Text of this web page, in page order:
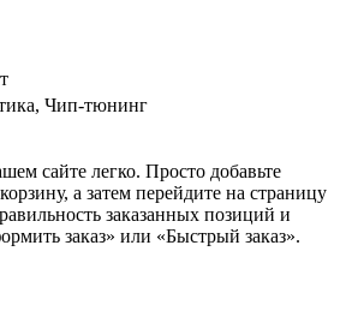
Чип-тюнинг
сайте легко. Просто добавьте
а затем перейдите на страницу
заказанных позиций и
заказ» или «Быстрый заказ».